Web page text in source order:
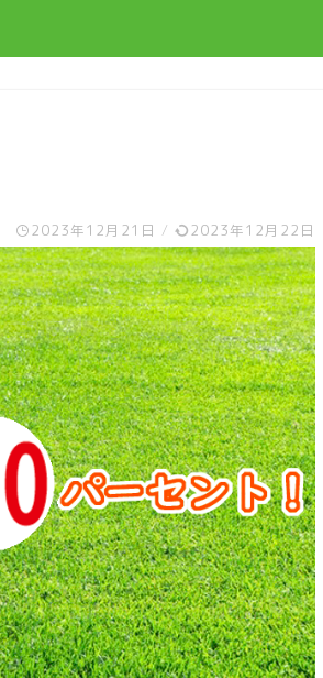
2023年12月21日 / 2023年12月22日